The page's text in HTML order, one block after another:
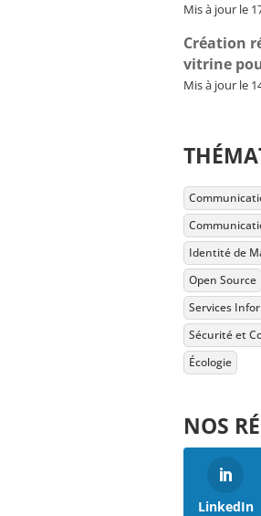
Mis à jour le
Création
vitrine
Mis à jour le
Identité de
Open Source
Services
Sécurité et
Écologie
NOS
LinkedIn